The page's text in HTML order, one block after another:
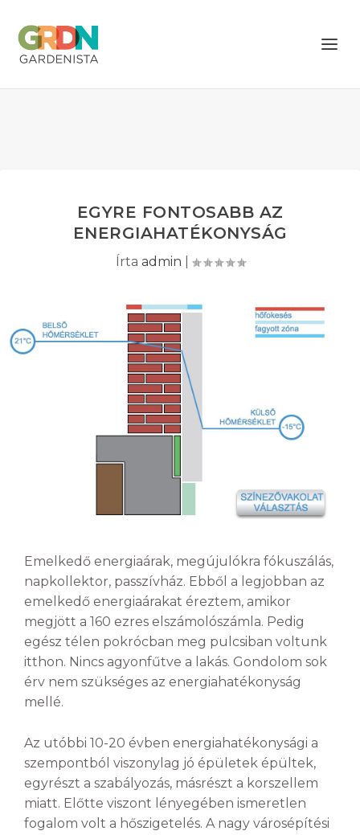
EGYRE FONTOSABB AZ
ENERGIAHATÉKONYSÁG
Írta admin
Emelkedő energiaárak, megújulókra fókuszálás,
napkollektor, passzívház. Ebből a legjobban az
emelkedő energiaárakat éreztem, amikor
megjött a 160 ezres elszámolószámla. Pedig
egész télen pokrócban meg pulcsiban voltunk
itthon. Nincs agyonfűtve a lakás. Gondolom sok
érv nem szükséges az energiahatékonyság
mellé.
Az utóbbi 10-20 évben energiahatékonysági a
szempontból viszonylag jó épületek épültek,
egyrészt a szabályozás, másrészt a korszellem
miatt. Előtte viszont lényegében ismeretlen
fogalom volt a hőszigetelés. A nagy városépítési